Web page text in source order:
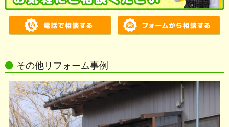
その他リフォーム事例